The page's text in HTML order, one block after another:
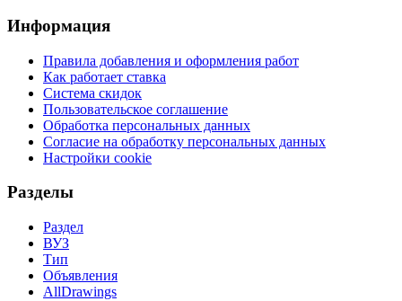
Информация
Правила добавления и оформления работ
Как работает ставка
Система скидок
Пользовательское соглашение
Обработка персональных данных
Согласие на обработку персональных данных
Настройки cookie
Разделы
Раздел
ВУЗ
Тип
Объявления
AllDrawings